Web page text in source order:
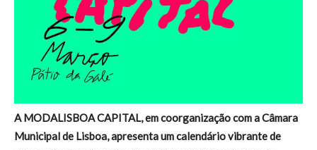
A MODALISBOA CAPITAL, em coorganização com a Câmara
Municipal de Lisboa, apresenta um calendário vibrante de